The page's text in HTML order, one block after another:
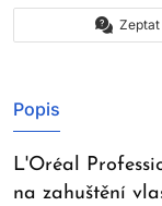
Zeptat
Popis
L'Oréal
na zahuštění